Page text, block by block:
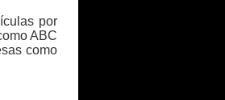
por
ABC
como